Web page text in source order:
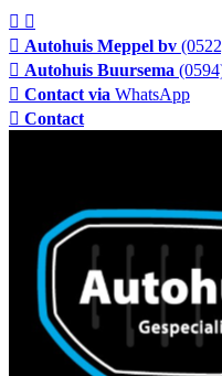
Autohuis Meppel bv
Autohuis Buursema
Contact via WhatsApp
Contact